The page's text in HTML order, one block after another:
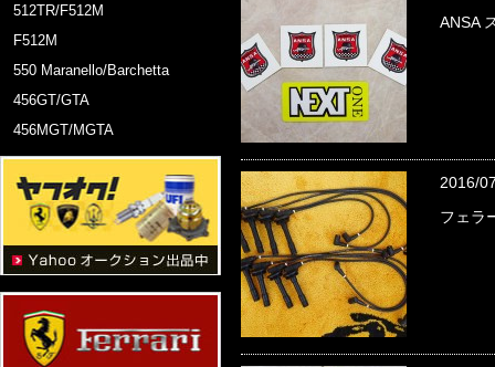
512TR/F512M
F512M
550 Maranello/Barchetta
456GT/GTA
456MGT/MGTA
ANSA
2016/
フェラ